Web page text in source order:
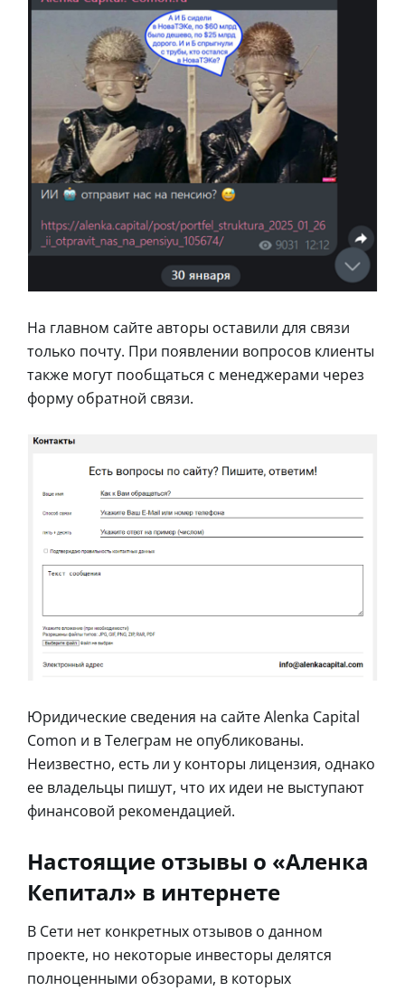
На главном сайте авторы оставили для связи
только почту. При появлении вопросов клиенты
также могут пообщаться с менеджерами через
форму обратной связи.
Юридические сведения на сайте Alenka Capital
Comon и в Телеграм не опубликованы.
Неизвестно, есть ли у конторы лицензия, однако
ее владельцы пишут, что их идеи не выступают
финансовой рекомендацией.
Настоящие отзывы о «Аленка
Кепитал» в интернете
В Сети нет конкретных отзывов о данном
проекте, но некоторые инвесторы делятся
полноценными обзорами, в которых